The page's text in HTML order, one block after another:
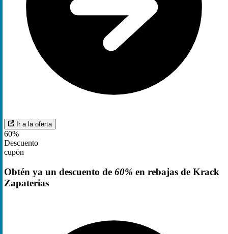
Ir a la oferta
60%
Descuento
cupón
Obtén ya un descuento de 60% en rebajas de Krack
Zapaterias